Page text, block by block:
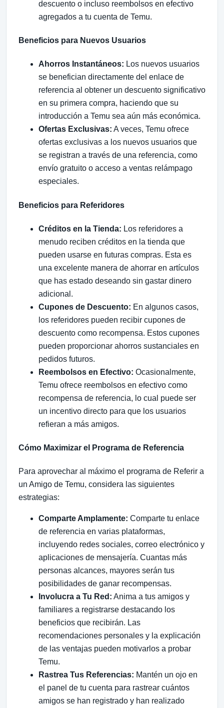
descuento o incluso reembolsos en efectivo
agregados a tu cuenta de Temu.
Beneficios para Nuevos Usuarios
Ahorros Instantáneos: Los nuevos usuarios
se benefician directamente del enlace de
referencia al obtener un descuento significativo
en su primera compra, haciendo que su
introducción a Temu sea aún más económica.
Ofertas Exclusivas: A veces, Temu ofrece
ofertas exclusivas a los nuevos usuarios que
se registran a través de una referencia, como
envío gratuito o acceso a ventas relámpago
especiales.
Beneficios para Referidores
Créditos en la Tienda: Los referidores a
menudo reciben créditos en la tienda que
pueden usarse en futuras compras. Esta es
una excelente manera de ahorrar en artículos
que has estado deseando sin gastar dinero
adicional.
Cupones de Descuento: En algunos casos,
los referidores pueden recibir cupones de
descuento como recompensa. Estos cupones
pueden proporcionar ahorros sustanciales en
pedidos futuros.
Reembolsos en Efectivo: Ocasionalmente,
Temu ofrece reembolsos en efectivo como
recompensa de referencia, lo cual puede ser
un incentivo directo para que los usuarios
refieran a más amigos.
Cómo Maximizar el Programa de Referencia
Para aprovechar al máximo el programa de Referir a
un Amigo de Temu, considera las siguientes
estrategias:
Comparte Amplamente: Comparte tu enlace
de referencia en varias plataformas,
incluyendo redes sociales, correo electrónico y
aplicaciones de mensajería. Cuantas más
personas alcances, mayores serán tus
posibilidades de ganar recompensas.
Involucra a Tu Red: Anima a tus amigos y
familiares a registrarse destacando los
beneficios que recibirán. Las
recomendaciones personales y la explicación
de las ventajas pueden motivarlos a probar
Temu.
Rastrea Tus Referencias: Mantén un ojo en
el panel de tu cuenta para rastrear cuántos
amigos se han registrado y han realizado